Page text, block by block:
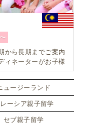
ら長期までご案内
ィネーターがお子様
レーシア親子留学を
ュージーランド
ーシア親子留学
セブ親子留学